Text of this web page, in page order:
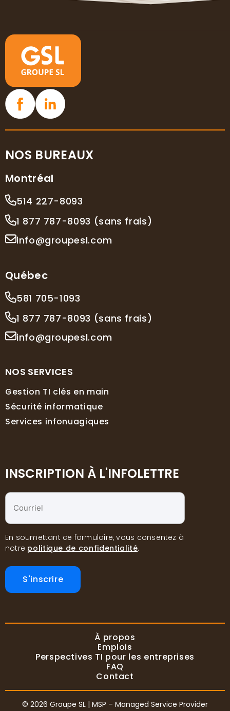
NOS BUREAUX
Montréal
514 227-8093
1 877 787-8093 (sans frais)
info@groupesl.com
Québec
581 705-1093
1 877 787-8093 (sans frais)
info@groupesl.com
NOS SERVICES
Gestion TI clés en main
Sécurité informatique
Services infonuagiques
INSCRIPTION À L'INFOLETTRE
Courriel
En soumettant ce formulaire, vous consentez à
notre politique de confidentialité.
S'inscrire
À propos
Emplois
Perspectives TI pour les entreprises
FAQ
Contact
© 2026 Groupe SL | MSP – Managed Service Provider